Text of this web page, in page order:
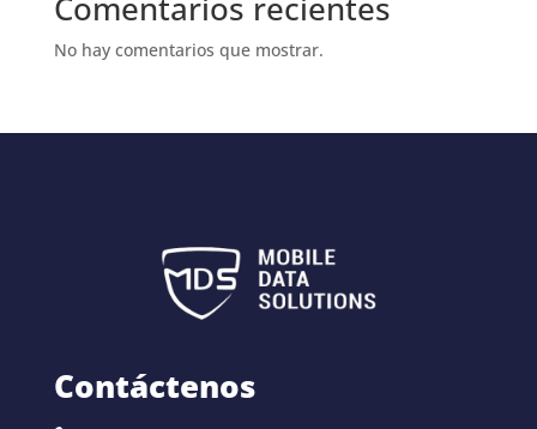
No hay comentarios que mostrar.
Contáctenos